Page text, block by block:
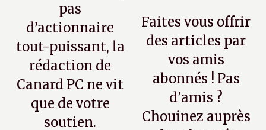
pas
d’actionnaire
tout-puissant, la
rédaction de
Canard PC ne vit
que de votre
soutien.
Faites vous offrir
des articles par
vos amis
abonnés ! Pas
d'amis ?
Chouinez auprès